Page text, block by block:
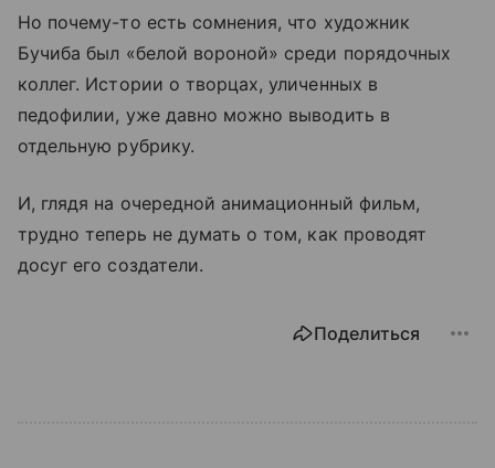
Но почему-то есть сомнения, что художник
Бучиба был «белой вороной» среди порядочных
коллег. Истории о творцах, уличенных в
педофилии, уже давно можно выводить в
отдельную рубрику.
И, глядя на очередной анимационный фильм,
трудно теперь не думать о том, как проводят
досуг его создатели.
Поделиться